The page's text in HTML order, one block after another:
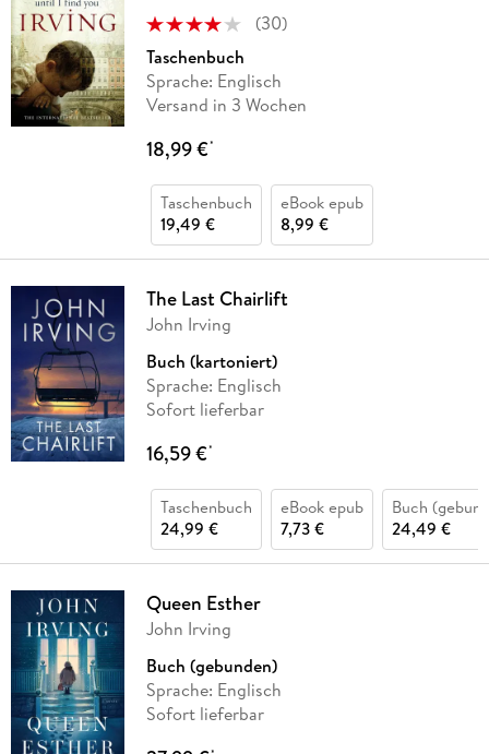
(30)
Taschenbuch
Sprache: Englisch
Versand in 3 Wochen
18,99 €*
Taschenbuch
19,49 €
eBook epub
8,99 €
The Last Chairlift
John Irving
Buch (kartoniert)
Sprache: Englisch
Sofort lieferbar
16,59 €*
Taschenbuch
24,99 €
eBook epub
7,73 €
Buch
24,49 €
Queen Esther
John Irving
Buch (gebunden)
Sprache: Englisch
Sofort lieferbar